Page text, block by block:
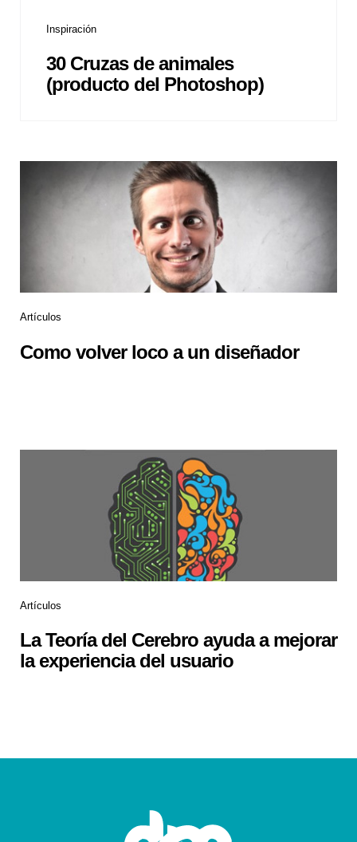
Inspiración
30 Cruzas de animales
(producto del Photoshop)
Artículos
Como volver loco a un diseñador
Artículos
La Teoría del Cerebro ayuda a mejorar
la experiencia del usuario